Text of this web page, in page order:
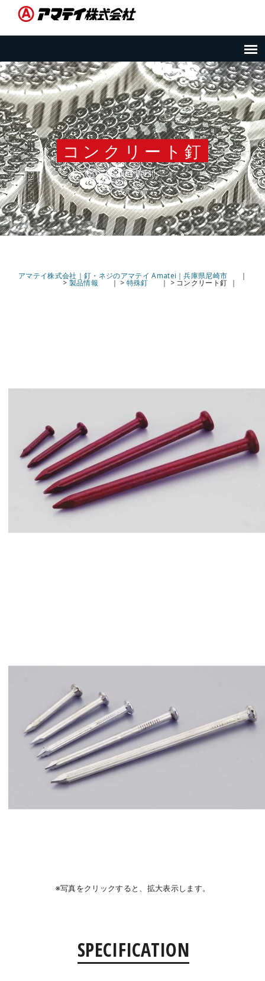
コンクリート釘
Product Details
アマテイ株式会社｜釘・ネジのアマテイ Amatei｜兵庫県尼崎市
>製品情報 > 特殊釘 > コンクリート釘
※写真をクリックすると、拡大表示します。
SPECIFICATION